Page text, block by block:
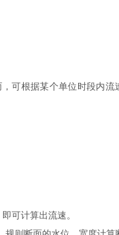
可根据某个单位时段内
可计算出流速。